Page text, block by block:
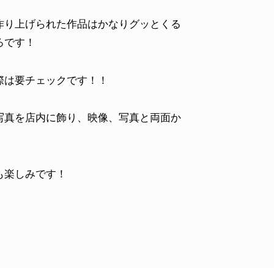
上げられた作品はかなりグッとくる
す！
要チェックです！！
を店内に飾り、映像、写真と両面か
しみです！